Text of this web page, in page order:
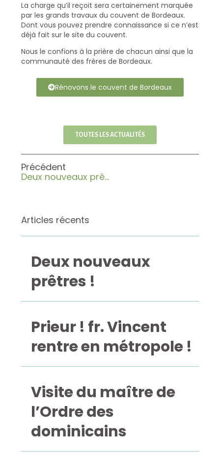
La charge qu’il reçoit sera certainement marquée
par les grands travaux du couvent de Bordeaux.
Dont vous pouvez prendre connaissance si ce n’est
déjà fait sur le site du couvent.
Nous le confions à la prière de chacun ainsi que la
communauté des frères de Bordeaux.
Rénovons le couvent de Bordeaux
TOUTES LES ACTUALITÉS
Précédent
Deux nouveaux prêtres !
Articles récents
Deux nouveaux
prêtres !
Prieur ! fr. Vincent
rentre en métropole !
Visite du maître de
l’Ordre des
dominicains